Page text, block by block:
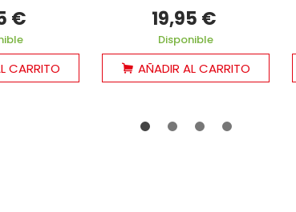
€
CARRITO
19,95 €
Disponible
AÑADIR AL CARRITO